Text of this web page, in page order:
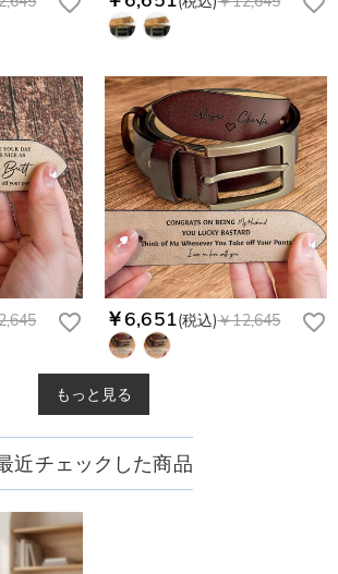
￥6,651(税込)￥12,645
もっと見る
近チェックした商品